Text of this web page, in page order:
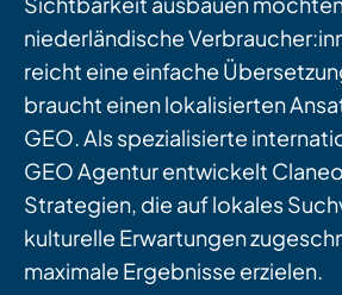
niederländische
reicht eine einfache
braucht einen lokalisierten
GEO. Als spezialisierte
GEO Agentur entwickelt
Strategien, die auf lokales
kulturelle Erwartungen
maximale Ergebnisse erzielen.